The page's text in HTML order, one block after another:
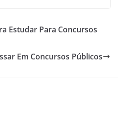
Estudar Para Concursos
Em Concursos Públicos